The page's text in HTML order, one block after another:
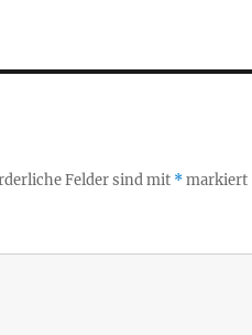
Felder sind mit *markiert